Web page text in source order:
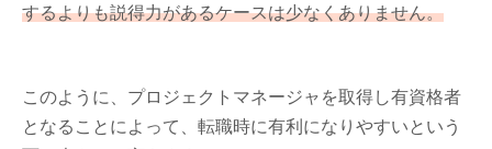
するよりも説得力があるケースは少なくありません。
このように、プロジェクトマネージャを取得し有資格者
となることによって、転職時に有利になりやすいという